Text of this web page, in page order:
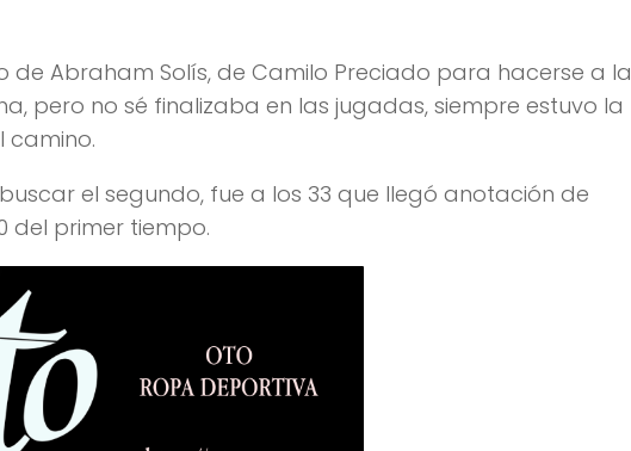
Abraham Solís, de Camilo Preciado para hacerse a la
pero no sé finalizaba en las jugadas, siempre estuvo la
camino.
el segundo, fue a los 33 que llegó anotación de
del primer tiempo.